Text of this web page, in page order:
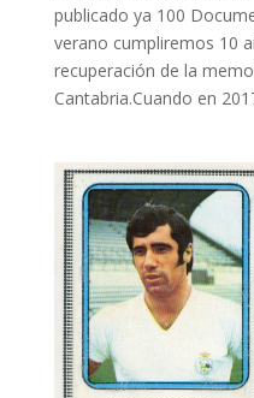
publicado ya 100
verano cumpliremos 10
recuperación de la
Cantabria.Cuando en